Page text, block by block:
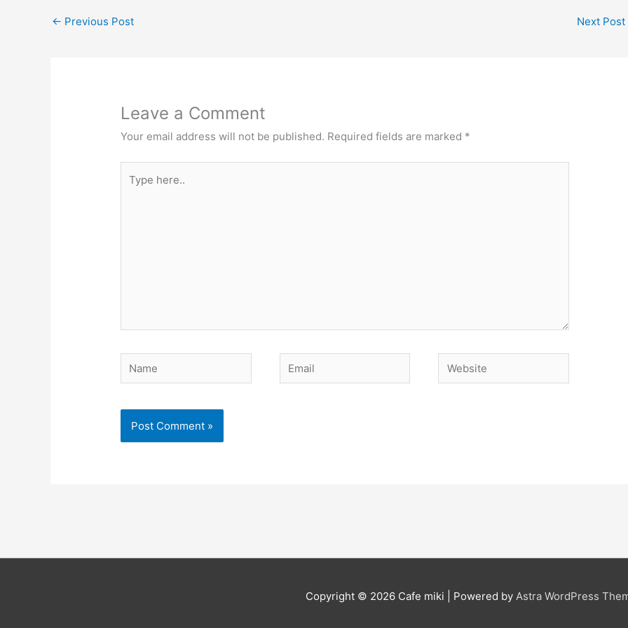
← Previous Post Next Post
Leave a Comment
Your email address will not be published. Required fields are marked *
here..
Name Email Website
Copyright © 2026 Cafe miki | Powered by Astra WordPress